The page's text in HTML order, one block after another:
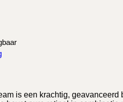
is een krachtig,